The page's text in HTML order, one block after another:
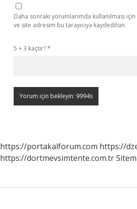
Daha sonraki yorumlarımda kullanılması
ve site adresim bu tarayıcıya kaydedilsin.
5 + 3 kaçtır?*
https://portakalforum.com https://
https://dortmevsimtente.com.tr